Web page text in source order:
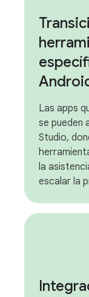
Las apps
se pueden
Studio,
la
escalar la